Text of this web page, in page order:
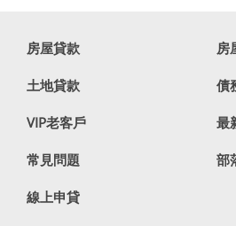
房屋貸款 房
土地貸款 債
VIP老客戶 最
常見問題 部
線上申貸